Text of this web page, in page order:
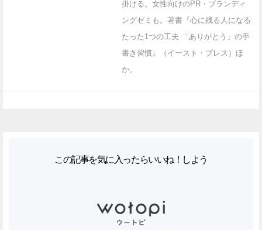
掛ける。女性向けのPR・ブランディ
ングゼミも。著書『心に残る人になる
たった1つの工夫 「ありがとう」の手
書き習慣』（イースト・プレス）ほ
か。
この記事を気に入ったらいいね！しよう